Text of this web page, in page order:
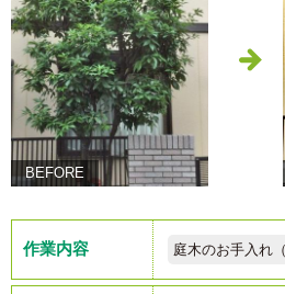
BEFORE
作業内容 庭木のお手入れ